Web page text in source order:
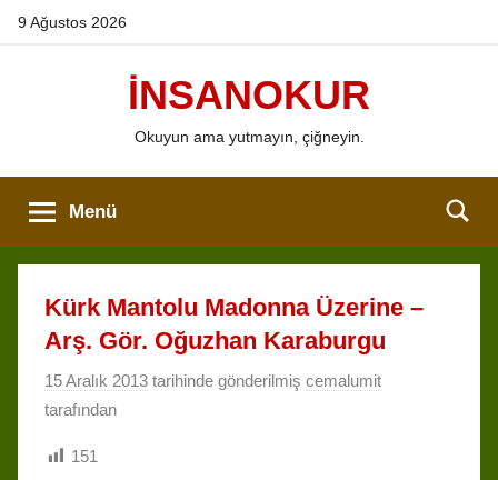
İçeriğe
9 Ağustos 2026
İNSANOKUR
Okuyun ama yutmayın, çiğneyin.
Menü
Kürk Mantolu Madonna Üzerine –
Arş. Gör. Oğuzhan Karaburgu
15 Aralık 2013 tarihinde gönderilmiş cemalumit
tarafından
151